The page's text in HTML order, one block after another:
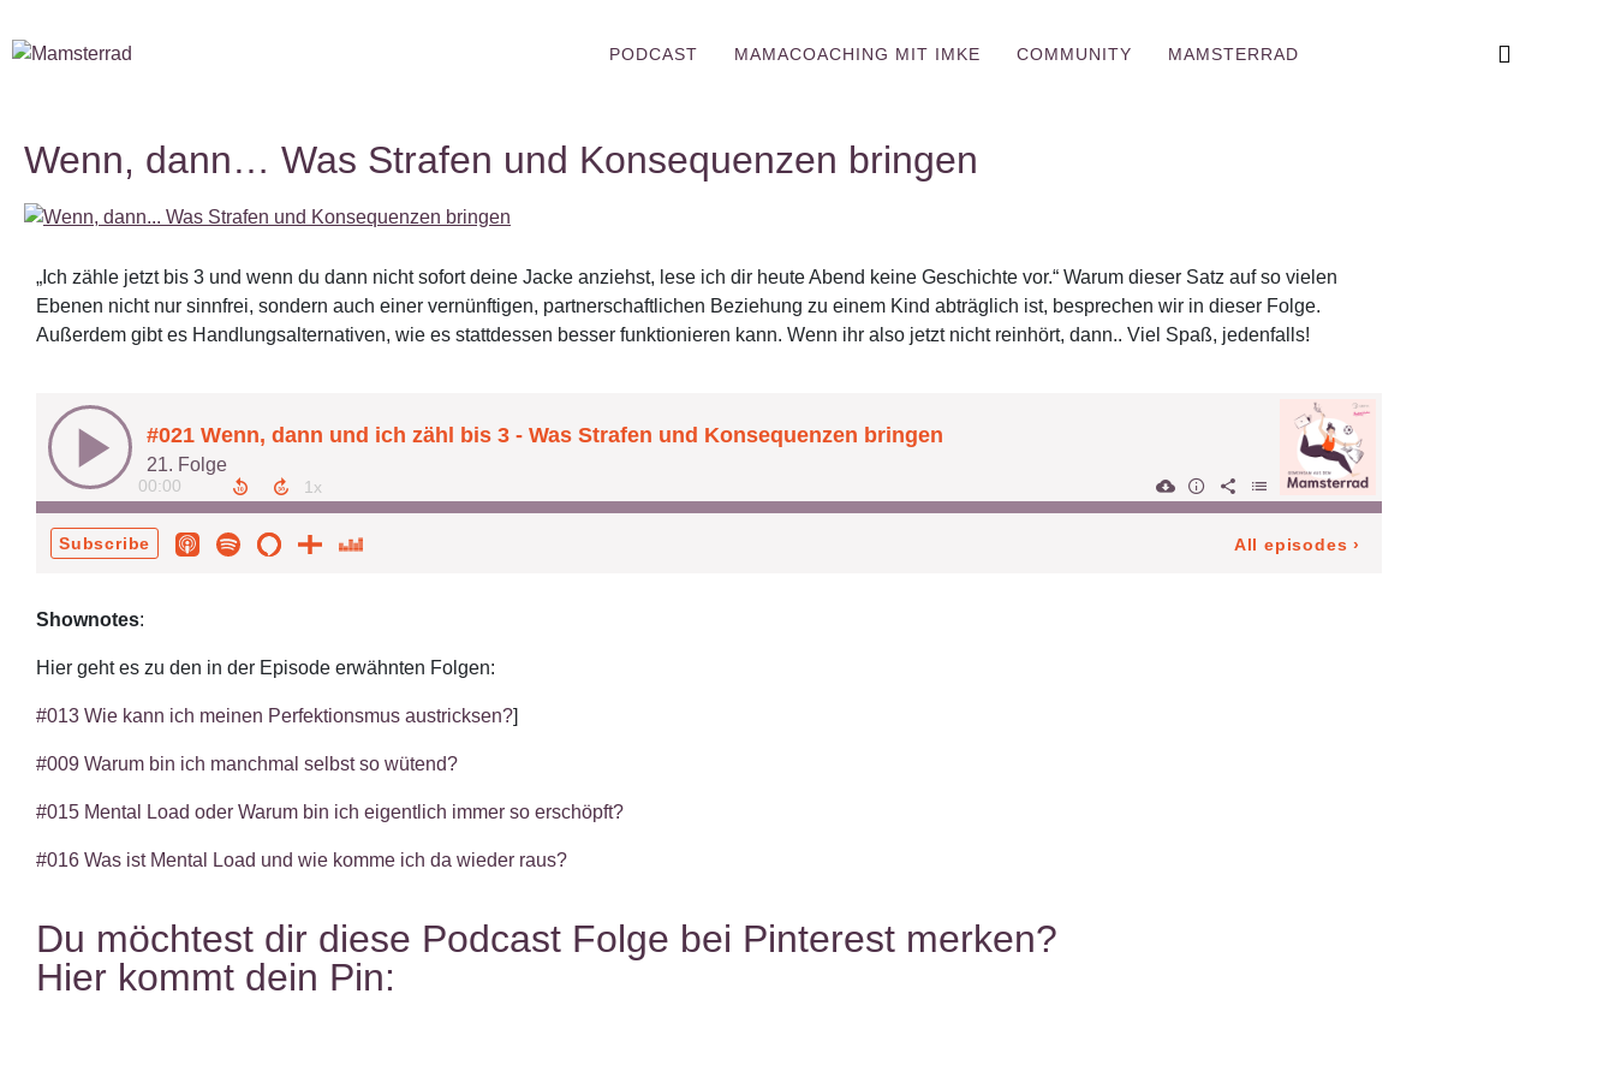
PODCAST MAMACOACHING MIT IMKE COMMUNITY MAMSTERRAD
Wenn, dann… Was Strafen und Konsequenzen bringen
„Ich zähle jetzt bis 3 und wenn du dann nicht sofort deine Jacke anziehst, lese ich dir heute Abend keine Geschichte vor.“ Warum dieser Satz auf so vielen
Ebenen nicht nur sinnfrei, sondern auch einer vernünftigen, partnerschaftlichen Beziehung zu einem Kind abträglich ist, besprechen wir in dieser Folge.
Außerdem gibt es Handlungsalternativen, wie es stattdessen besser funktionieren kann. Wenn ihr also jetzt nicht reinhört, dann.. Viel Spaß, jedenfalls!
Shownotes:
Hier geht es zu den in der Episode erwähnten Folgen:
#013 Wie kann ich meinen Perfektionsmus austricksen?]
#009 Warum bin ich manchmal selbst so wütend?
#015 Mental Load oder Warum bin ich eigentlich immer so erschöpft?
#016 Was ist Mental Load und wie komme ich da wieder raus?
Du möchtest dir diese Podcast Folge bei Pinterest merken?
Hier kommt dein Pin: